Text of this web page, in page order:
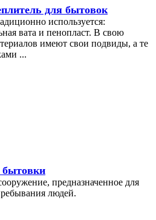
для бытовок
используется:
вата и пенопласт. В свою
имеют свои подвиды, а те
...
предназначенное для
людей.